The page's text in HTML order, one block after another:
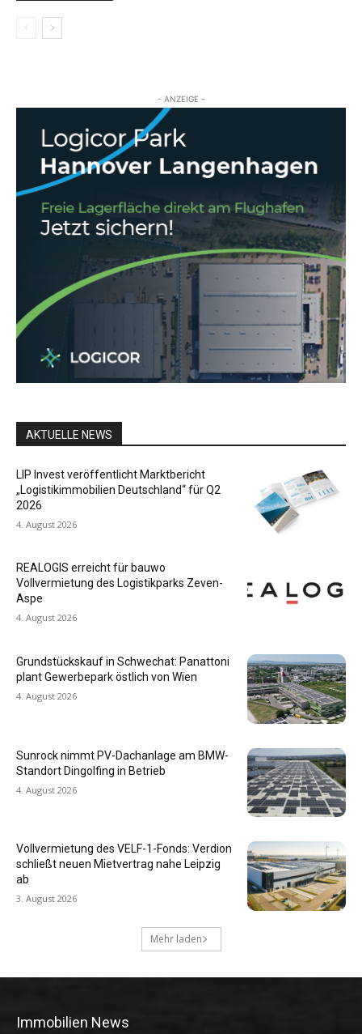
- ANZEIGE -
AKTUELLE NEWS
LIP Invest veröffentlicht Marktbericht
„Logistikimmobilien Deutschland“ für Q2
2026
4. August 2026
REALOGIS erreicht für bauwo
Vollvermietung des Logistikparks Zeven-
Aspe
4. August 2026
Grundstückskauf in Schwechat: Panattoni
plant Gewerbepark östlich von Wien
4. August 2026
Sunrock nimmt PV-Dachanlage am BMW-
Standort Dingolfing in Betrieb
4. August 2026
Vollvermietung des VELF-1-Fonds: Verdion
schließt neuen Mietvertrag nahe Leipzig
ab
3. August 2026
Mehr laden
Immobilien News